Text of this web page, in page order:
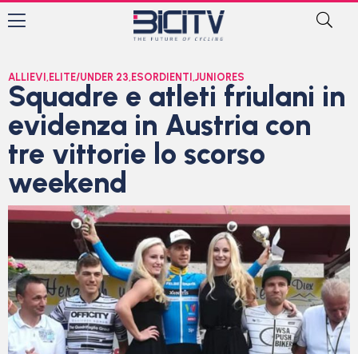
ALLIEVI , ELITE/UNDER 23, ESORDIENTI ,JUNIORES
Squadre e atleti friulani in
evidenza in Austria con
tre vittorie lo scorso
weekend